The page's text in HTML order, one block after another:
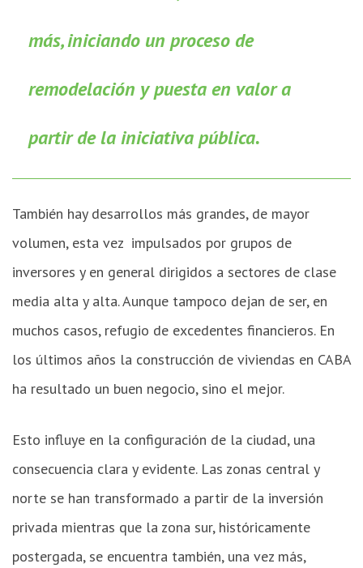
más, iniciando un proceso de
remodelación y puesta en valor a
partir de la iniciativa pública.
También hay desarrollos más grandes, de mayor
volumen, esta vez impulsados por grupos de
inversores y en general dirigidos a sectores de clase
media alta y alta. Aunque tampoco dejan de ser, en
muchos casos, refugio de excedentes financieros. En
los últimos años la construcción de viviendas en CABA
ha resultado un buen negocio, sino el mejor.
Esto influye en la configuración de la ciudad, una
consecuencia clara y evidente. Las zonas central y
norte se han transformado a partir de la inversión
privada mientras que la zona sur, históricamente
postergada, se encuentra también, una vez más,